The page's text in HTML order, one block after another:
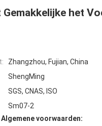
het
Zhangzhou, Fujian, China
ShengMing
SGS, CNAS, ISO
Sm07-2
voorwaarden: